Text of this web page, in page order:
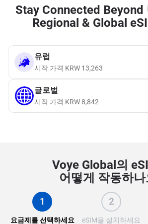
Stay Connected Beyond
Regional & Global
유럽
시작 가격 KRW 13,263
글로벌
시작 가격 KRW8,842
Voye Global의
어떻게 작동하나
1
요금제를 선택하세요
2
eSIM을 설치하세요